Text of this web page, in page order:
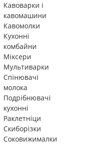
Кавоварки і
кавомашини
Кавомолки
Кухонні
комбайни
Міксери
Мультиварки
Спінювачі
молока
Подрібнювачі
кухонні
Раклетніци
Скиборізки
Соковижималки